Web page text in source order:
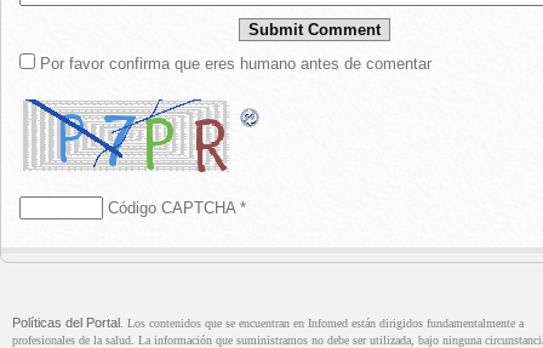
Por favor confirma que eres humano antes de comentar
Código CAPTCHA*
Políticas del Portal . Los contenidos que se encuentran en Infomed están dirigidos fundamentalmente a
profesionales de la salud. La información que suministramos no debe ser utilizada, bajo ninguna